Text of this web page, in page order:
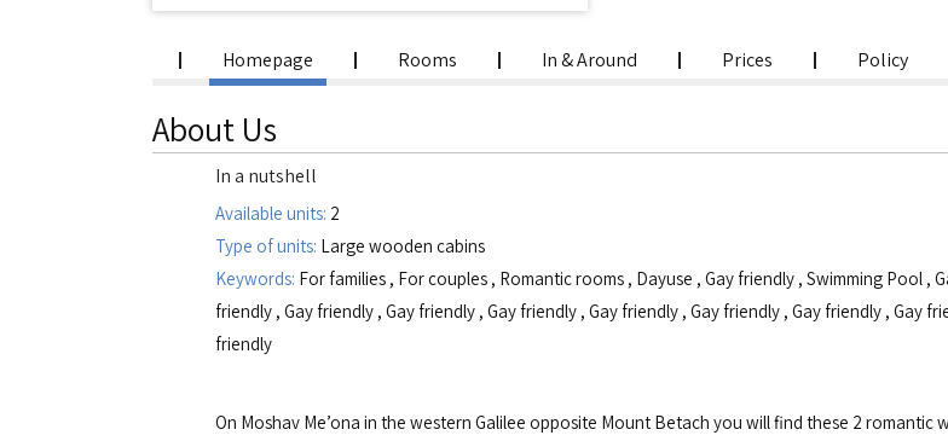
Homepage Rooms In & Around Prices Policy
About Us
In a nutshell
Available units: 2
Type of units: Large wooden cabins
Keywords: For families , For couples , Romantic rooms , Dayuse , Gay friendly , Swimming Pool ,
friendly , Gay friendly , Gay friendly , Gay friendly , Gay friendly , Gay friendly , Gay friendly , Gay
friendly
On Moshav Me’ona in the western Galilee opposite Mount Betach you will find these 2 romantic